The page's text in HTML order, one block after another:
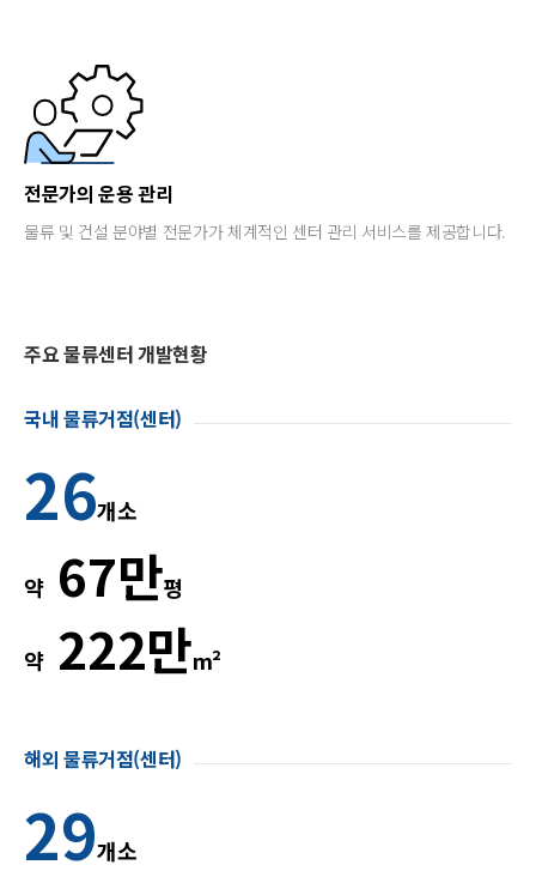
전문가의 운용 관리
물류 및 건설 분야별 전문가가 체계적인 센터 관리 서비스를 제공합니다.
주요 물류센터 개발현황
국내 물류거점(센터)
26개소
약67만평
약222만m²
해외 물류거점(센터)
29개소